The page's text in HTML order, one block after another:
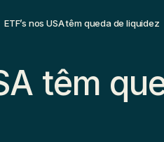
ETF’s nos USA têm queda de liquidez
têm